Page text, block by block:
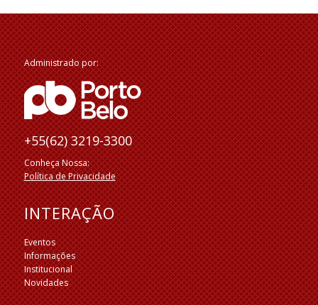
Administrado por:
+55(62) 3219-3300
Conheça Nossa:
Política de Privacidade
INTERAÇÃO
Eventos
Informações
Institucional
Novidades